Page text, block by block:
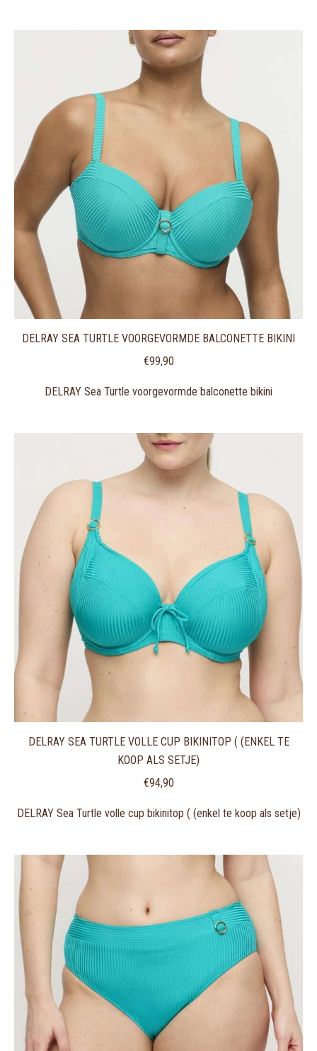
DELRAY SEA TURTLE VOORGEVORMDE BALCONETTE BIKINI
€99,90
DELRAY Sea Turtle voorgevormde balconette bikini
DELRAY SEA TURTLE VOLLE CUP BIKINITOP ( (ENKEL TE
KOOP ALS SETJE)
€94,90
DELRAY Sea Turtle volle cup bikinitop ( (enkel te koop als setje)